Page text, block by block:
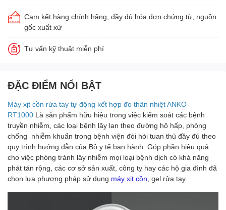
Cam kết hàng chính hãng, đầy đủ hóa đơn chứng từ, nguồn
gốc xuất xứ
Tư vấn kỹ thuật miễn phí
ĐẶC ĐIỂM NỔI BẬT
Máy xịt cồn rửa tay tự động kết hợp đo thân nhiệt ANKO-
RT1000 Là sản phẩm hữu hiệu trong việc kiểm soát các bệnh
truyền nhiễm, các loại bệnh lây lan theo đường hô hấp, phòng
chống nhiễm khuẩn trong bệnh viện đòi hòi tuan thủ đầy đủ theo
quy trình hướng dẫn của Bộ y tế ban hành. Góp phần hiệu quả
cho việc phòng tránh lây nhiễm mọi loại bệnh dịch có khả năng
phát tán rộng, các cơ sở sản xuất, công ty hay các hộ gia đình đã
chọn lựa phương pháp sử dụng máy xịt cồn , gel rửa tay.